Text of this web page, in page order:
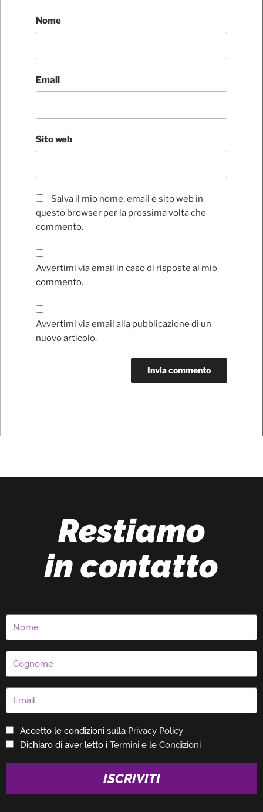
Nome
Email
Sito web
Salva il mio nome, email e sito web in
questo browser per la prossima volta che
commento.
Avvertimi via email in caso di risposte al mio
commento.
Avvertimi via email alla pubblicazione di un
nuovo articolo.
Restiamo
in contatto
Accetto le condizioni sulla Privacy Policy
Dichiaro di aver letto i Termini e le Condizioni
ISCRIVITI